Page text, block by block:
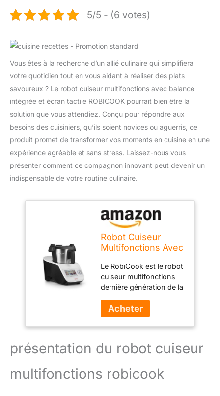
5/5 - (6 votes)
Vous êtes à la recherche d’un allié culinaire qui simplifiera
votre quotidien tout en vous aidant à réaliser des plats
savoureux ? Le robot cuiseur multifonctions avec balance
intégrée et écran tactile ROBICOOK pourrait bien être la
solution que vous attendiez. Conçu pour répondre aux
besoins des cuisiniers, qu’ils soient novices ou aguerris, ce
produit promet de transformer vos moments en cuisine en une
expérience agréable et sans stress. Laissez-nous vous
présenter comment ce compagnon innovant peut devenir un
indispensable de votre routine culinaire.
Robot Cuiseur
Multifonctions Avec
Écran Tactile -
ROBICOOK
Le RobiCook est le robot
cuiseur multifonctions
dernière génération de la
Robicook - dernière
génération Conçu pour
régaler toute la famille
de 600 recettes sont
toute simplicité grâce à
son écran tactile qui
présentation du robot cuiseur
multifonctions robicook